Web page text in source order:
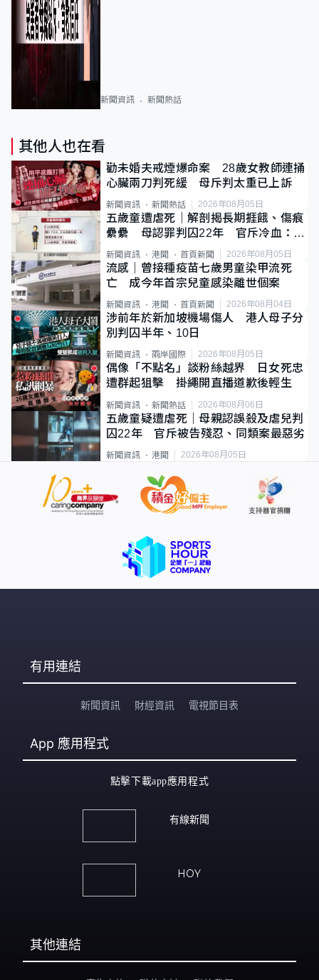
新聞資訊 新聞熱話
其他人也在看
勸未婚夫戒煙爆命案 28歲女教師連捅
心臟兩刀判死緩 母斥判太重已上訴
新聞資訊 新聞熱話 2026年08月05日
五歲童遭虐死｜解剖揭長期捱餓、傷痕
纍纍 母認罪判囚22年 官斥冷血：同
類案最惡劣
新聞資訊 港聞 首頁新聞 2026年08月05日
流感｜曾接種疫苗七歲男童染甲流死
亡 成今年首宗兒童感染離世個案
新聞資訊 港聞 首頁新聞 2026年08月04日
涉前年於新加坡機場傷人 港人母子分
別判囚半年、10日
新聞資訊 兩岸國際 2026年08月05日
偶像「不點名」談粉絲越界 日女死忠
遭群起狙擊 掛繩開直播道歉後輕生
新聞資訊 新聞熱話 2026年08月06日
五歲童疑遭虐死｜母親認誤殺及虐兒判
囚22年 官斥被告殘忍、同類案最惡劣
新聞資訊 港聞 2026年08月05日
有用連結
新聞資訊 財經資訊 電視節目表
App 應用程式
點擊下載app應用程式
有線新聞
HOY
其他連結